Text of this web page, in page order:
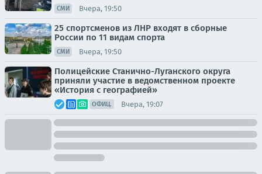
СМИ Вчера, 19:50
25 спортсменов из ЛНР входят в сборные
России по 11 видам спорта
СМИ Вчера, 19:50
Полицейские Станично-Луганского округа
приняли участие в ведомственном проекте
«История с географией»
ОФИЦ. Вчера, 19:07